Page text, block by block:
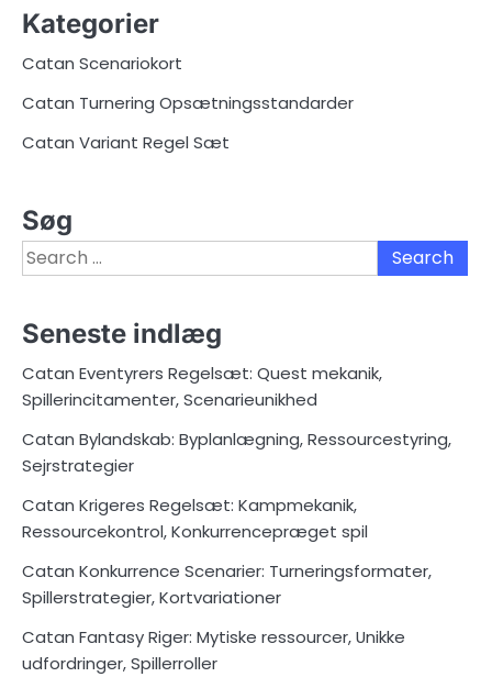
Kategorier
Catan Scenariokort
Catan Turnering Opsætningsstandarder
Catan Variant Regel Sæt
Søg
Search
for:
Seneste indlæg
Catan Eventyrers Regelsæt: Quest mekanik,
Spillerincitamenter, Scenarieunikhed
Catan Bylandskab: Byplanlægning, Ressourcestyring,
Sejrstrategier
Catan Krigeres Regelsæt: Kampmekanik,
Ressourcekontrol, Konkurrencepræget spil
Catan Konkurrence Scenarier: Turneringsformater,
Spillerstrategier, Kortvariationer
Catan Fantasy Riger: Mytiske ressourcer, Unikke
udfordringer, Spillerroller